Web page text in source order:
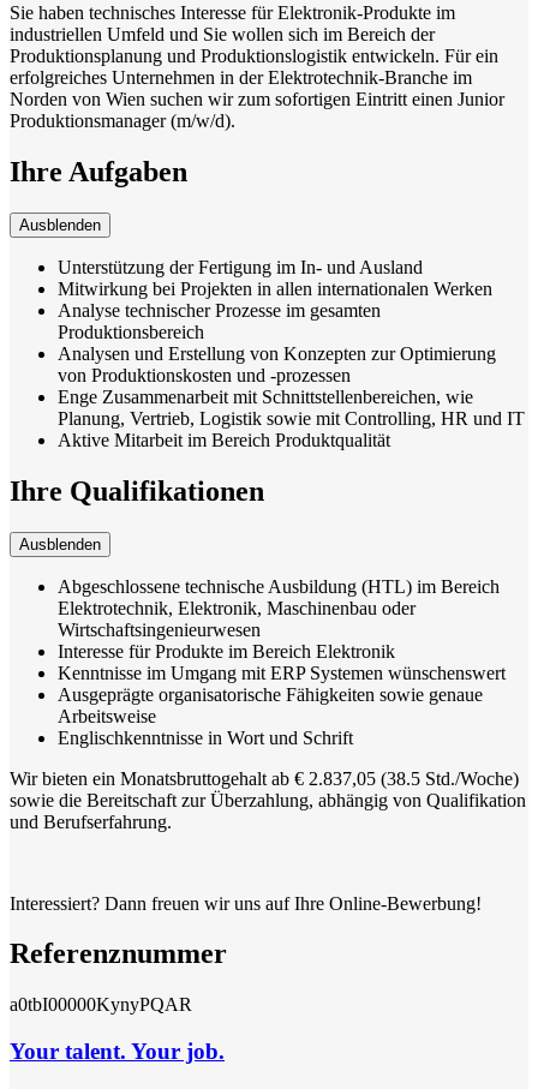
Sie haben technisches Interesse für Elektronik-Produkte im
industriellen Umfeld und Sie wollen sich im Bereich der
Produktionsplanung und Produktionslogistik entwickeln. Für ein
erfolgreiches Unternehmen in der Elektrotechnik-Branche im
Norden von Wien suchen wir zum sofortigen Eintritt einen Junior
Produktionsmanager (m/w/d).
Ihre Aufgaben
Ausblenden
Unterstützung der Fertigung im In- und Ausland
Mitwirkung bei Projekten in allen internationalen Werken
Analyse technischer Prozesse im gesamten
Produktionsbereich
Analysen und Erstellung von Konzepten zur Optimierung
von Produktionskosten und -prozessen
Enge Zusammenarbeit mit Schnittstellenbereichen, wie
Planung, Vertrieb, Logistik sowie mit Controlling, HR und IT
Aktive Mitarbeit im Bereich Produktqualität
Ihre Qualifikationen
Ausblenden
Abgeschlossene technische Ausbildung (HTL) im Bereich
Elektrotechnik, Elektronik, Maschinenbau oder
Wirtschaftsingenieurwesen
Interesse für Produkte im Bereich Elektronik
Kenntnisse im Umgang mit ERP Systemen wünschenswert
Ausgeprägte organisatorische Fähigkeiten sowie genaue
Arbeitsweise
Englischkenntnisse in Wort und Schrift
Wir bieten ein Monatsbruttogehalt ab € 2.837,05 (38.5 Std./Woche)
sowie die Bereitschaft zur Überzahlung, abhängig von Qualifikation
und Berufserfahrung.
Interessiert? Dann freuen wir uns auf Ihre Online-Bewerbung!
Referenznummer
a0tbI00000KynyPQAR
Your talent. Your job.